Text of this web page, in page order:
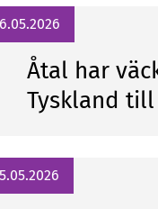
Åtal har
Tyskland